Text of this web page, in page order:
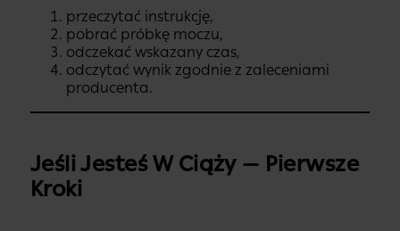
przeczytać instrukcję,
pobrać próbkę moczu,
odczekać wskazany czas,
odczytać wynik zgodnie z zaleceniami
producenta.
Jeśli Jesteś W Ciąży — Pierwsze
Kroki